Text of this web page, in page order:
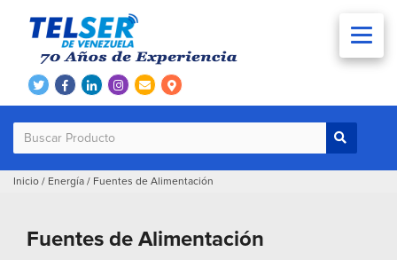
Inicio / Energía / Fuentes de Alimentación
Fuentes de Alimentación